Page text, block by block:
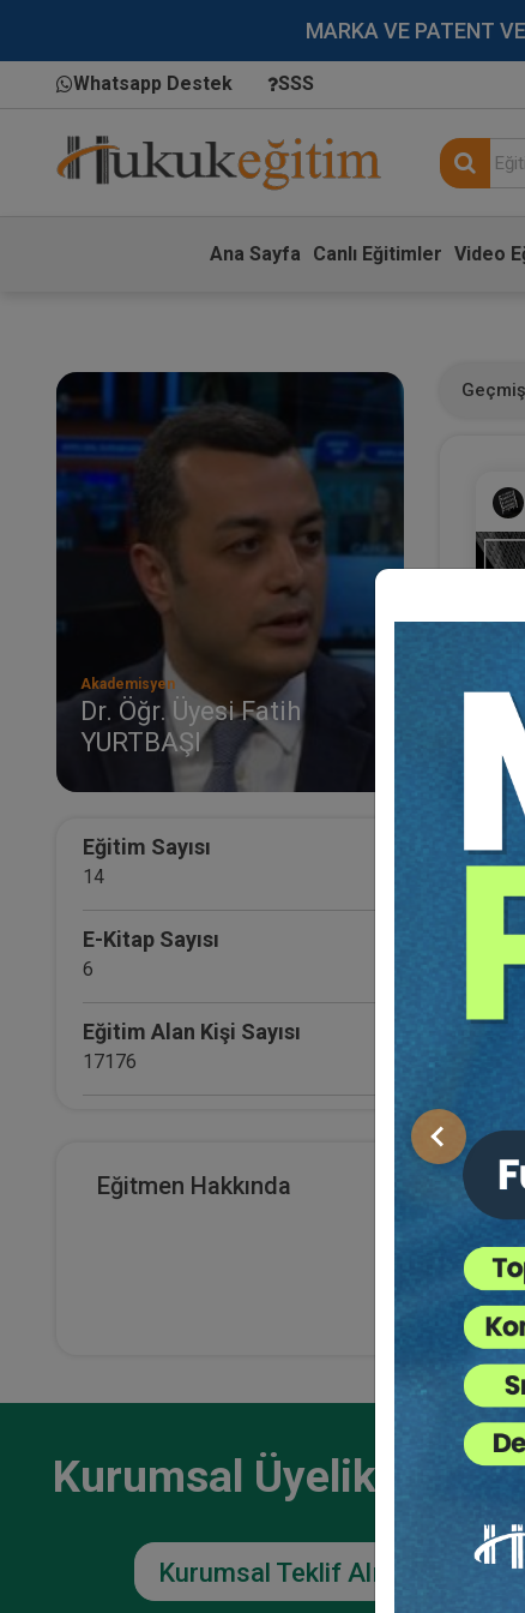
MARKA VE PATENT
Whatsapp Destek SSS
Ana Sayfa Canlı Eğitimler Video
Önceki
Akademisyen
Dr. Öğr. Üyesi Fatih
YURTBAŞI
Eğitim Sayısı
14
E-Kitap Sayısı
6
Eğitim Alan Kişi Sayısı
17176
II.
TL
Eğitmen Hakkında
Kurumsal Üyelikler İçin
Kurumsal Teklif Alın